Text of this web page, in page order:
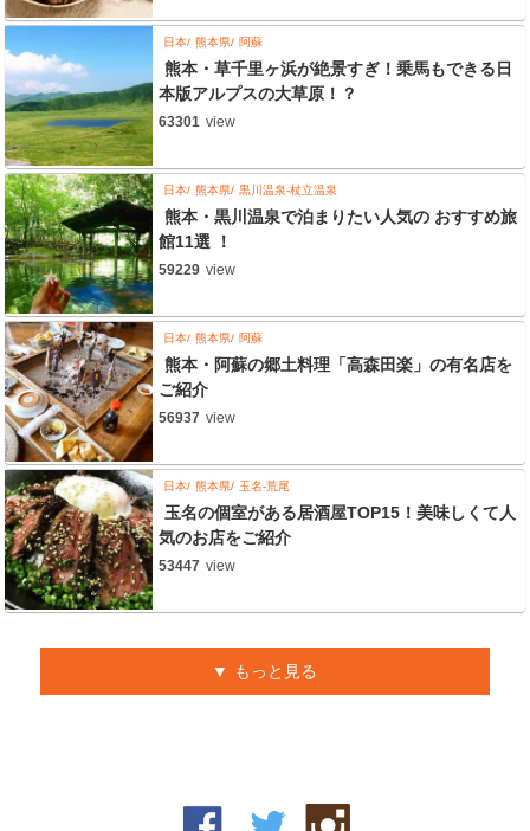
日本 熊本県 阿蘇
熊本・草千里ヶ浜が絶景すぎ！乗馬もできる日
本版アルプスの大草原！？
63301 view
日本 熊本県 黒川温泉-杖立温泉
熊本・黒川温泉で泊まりたい人気の おすすめ旅
館11選 ！
59229 view
日本 熊本県 阿蘇
熊本・阿蘇の郷土料理「高森田楽」の有名店を
ご紹介
56937 view
日本 熊本県 玉名-荒尾
玉名の個室がある居酒屋TOP15！美味しくて人
気のお店をご紹介
53447 view
もっと見る